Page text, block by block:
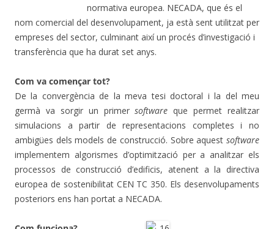
normativa europea. NECADA, que és el
nom comercial del desenvolupament, ja està sent utilitzat per
empreses del sector, culminant així un procés d’investigació i
transferència que ha durat set anys.
Com va començar tot?
De la convergència de la meva tesi doctoral i la del meu
germà va sorgir un primersoftware que permet realitzar
simulacions a partir de representacions completes i no
ambigües dels models de construcció. Sobre aquest software
implementem algorismes d’optimització per a analitzar els
processos de construcció d’edificis, atenent a la directiva
europea de sostenibilitat CEN TC 350. Els desenvolupaments
posteriors ens han portat a NECADA.